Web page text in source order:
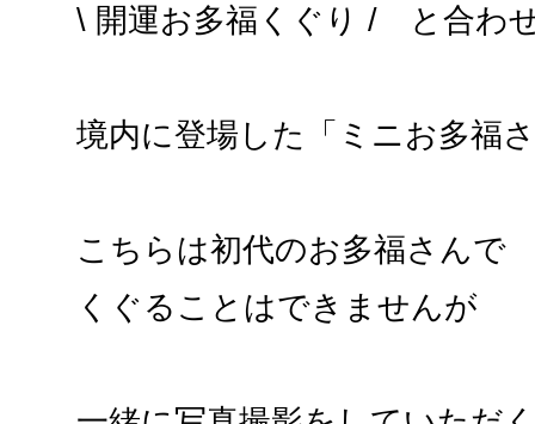
\ 開運お多福くぐり / と合わ
境内に登場した「ミニお多福
こちらは初代のお多福さんで
くぐることはできませんが